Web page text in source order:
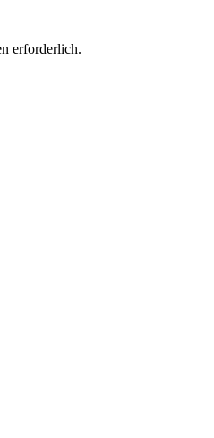
erforderlich.